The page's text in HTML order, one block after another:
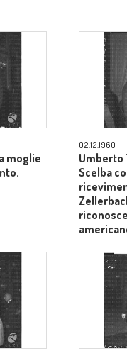
moglie
02.12.1960
Umberto
Scelba